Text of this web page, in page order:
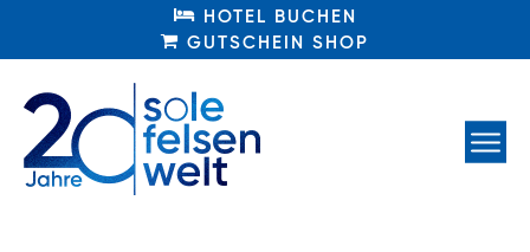
HOTEL BUCHEN
GUTSCHEIN SHOP
HOTEL BUCHEN
GUTSCHEIN SHOP